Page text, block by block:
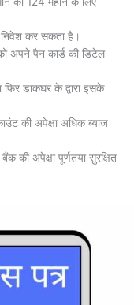
कर सकता है।
अपने पैन कार्ड की डिटेल
डाकघर के द्वारा इसके
की अपेक्षा अधिक ब्याज
की अपेक्षा पूर्णतया सुरक्षित